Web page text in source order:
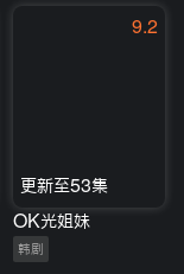
9.2
更新至53集
OK光姐妹
韩剧